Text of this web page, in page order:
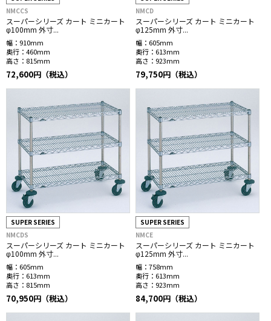
NMCCS
スーパーシリーズ カート ミニカート
φ100mm 外寸...
幅： 910mm
奥行： 460mm
高さ： 815mm
72,600円（税込）
NMCD
スーパーシリーズ カート ミニカート
φ125mm 外寸...
幅： 605mm
奥行： 613mm
高さ： 923mm
79,750円（税込）
SUPER SERIES
NMCDS
スーパーシリーズ カート ミニカート
φ100mm 外寸...
幅： 605mm
奥行： 613mm
高さ： 815mm
70,950円（税込）
SUPER SERIES
NMCE
スーパーシリーズ カート ミニカート
φ125mm 外寸...
幅： 758mm
奥行： 613mm
高さ： 923mm
84,700円（税込）